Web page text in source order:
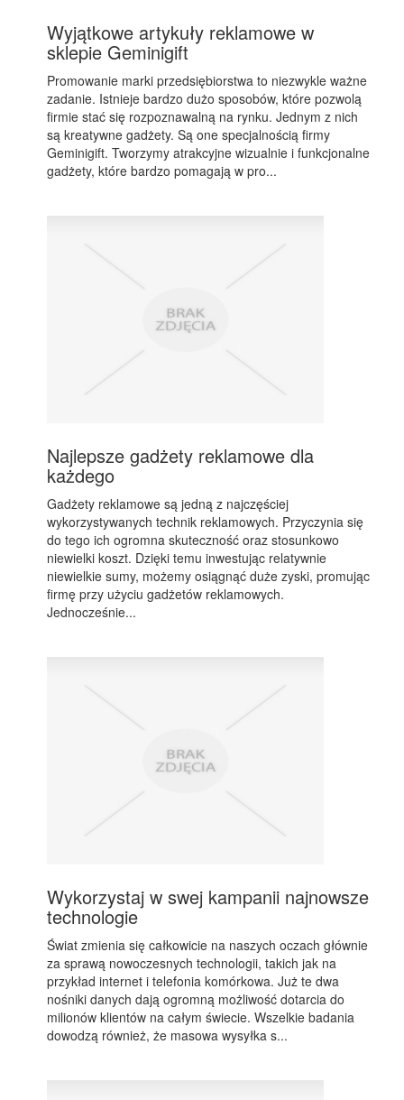
Wyjątkowe artykuły reklamowe w
sklepie Geminigift
Promowanie marki przedsiębiorstwa to niezwykle ważne
zadanie. Istnieje bardzo dużo sposobów, które pozwolą
firmie stać się rozpoznawalną na rynku. Jednym z nich
są kreatywne gadżety. Są one specjalnością firmy
Geminigift. Tworzymy atrakcyjne wizualnie i funkcjonalne
gadżety, które bardzo pomagają w pro...
Najlepsze gadżety reklamowe dla
każdego
Gadżety reklamowe są jedną z najczęściej
wykorzystywanych technik reklamowych. Przyczynia się
do tego ich ogromna skuteczność oraz stosunkowo
niewielki koszt. Dzięki temu inwestując relatywnie
niewielkie sumy, możemy osiągnąć duże zyski, promując
firmę przy użyciu gadżetów reklamowych.
Jednocześnie...
Wykorzystaj w swej kampanii najnowsze
technologie
Świat zmienia się całkowicie na naszych oczach głównie
za sprawą nowoczesnych technologii, takich jak na
przykład internet i telefonia komórkowa. Już te dwa
nośniki danych dają ogromną możliwość dotarcia do
milionów klientów na całym świecie. Wszelkie badania
dowodzą również, że masowa wysyłka s...